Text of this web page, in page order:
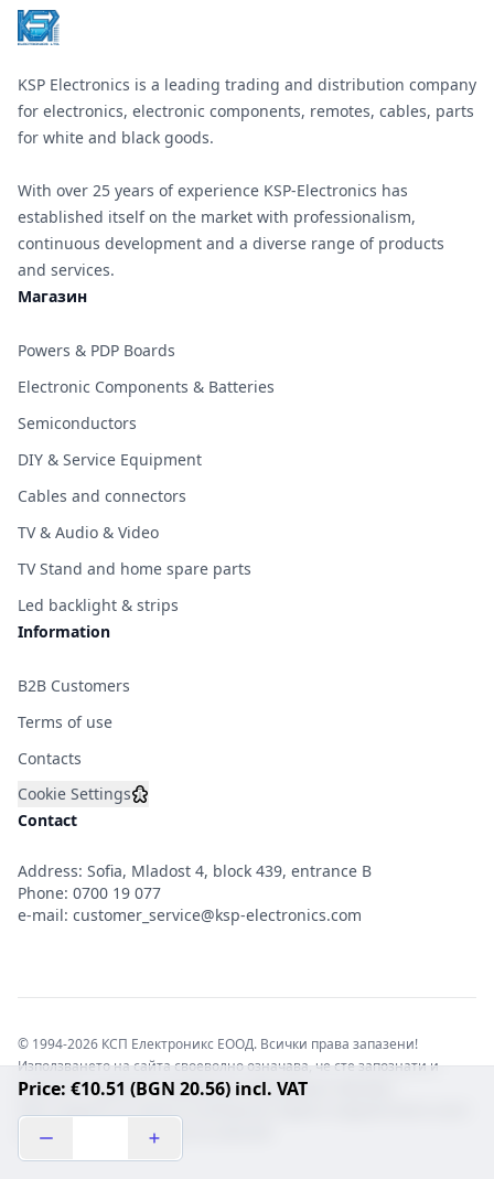
Price: €10.51 (BGN 20.56) incl. VAT
KSP Electronics is a leading trading and distribution company
for electronics, electronic components, remotes, cables, parts
for white and black goods.
With over 25 years of experience KSP-Electronics has
established itself on the market with professionalism,
continuous development and a diverse range of products
and services.
Магазин
Powers & PDP Boards
Electronic Components & Batteries
Semiconductors
DIY & Service Equipment
Cables and connectors
TV & Audio & Video
TV Stand and home spare parts
Led backlight & strips
Information
B2B Customers
Terms of use
Contacts
Cookie Settings
Contact
Address: Sofia, Mladost 4, block 439, entrance B
Phone: 0700 19 077
e-mail: customer_service@ksp-electronics.com
© 1994-2026 КСП Електроникс ЕООД. Всички права запазени!
Използването на сайта своеволно означава, че сте запознати и
съгласни с правната информация обвързваща софтуера.
отговорност с цялата сила на закона!b